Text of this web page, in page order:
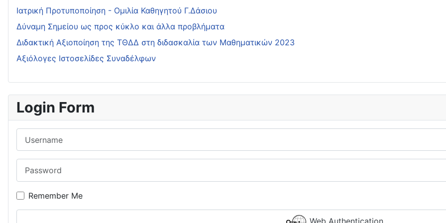
Ιατρική Προτυποποίηση - Ομιλία Καθηγητού Γ.Δάσιου
Δύναμη Σημείου ως προς κύκλο και άλλα προβλήματα
Διδακτική Αξιοποίηση της ΤΘΔΔ στη διδασκαλία των Μαθηματικών 2023
Αξιόλογες Ιστοσελίδες Συναδέλφων
Login Form
Remember Me
Web Authentication